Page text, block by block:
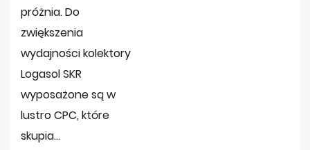
próżnia. Do
zwiększenia
wydajności kolektory
Logasol SKR
wyposażone są w
lustro CPC, które
skupia...